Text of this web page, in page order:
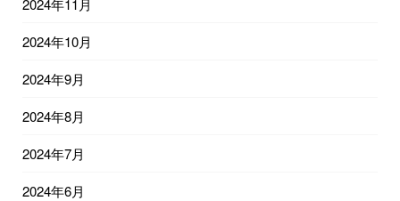
2024年10月
2024年9月
2024年8月
2024年7月
2024年6月